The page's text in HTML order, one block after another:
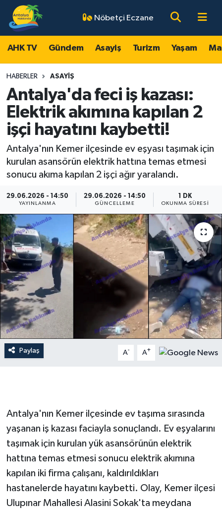
Nöbetçi Eczane
AHK TV Gündem Asayiş Turizm Yaşam
HABERLER ASAYIŞ
Antalya'da feci iş kazası:
Elektrik akımına kapılan 2
işçi hayatını kaybetti!
Antalya'nın Kemer ilçesinde ev eşyası taşımak için
kurulan asansörün elektrik hattına temas etmesi
sonucu akıma kapılan 2 işçi ağır yaralandı.
29.06.2026 - 14:50
YAYINLANMA
29.06.2026 - 14:50
GÜNCELLEME
1 DK
OKUNMA SÜRESI
Paylaş A- A+
Antalya'nın Kemer ilçesinde ev taşıma sırasında
yaşanan iş kazası faciayla sonuçlandı. Ev eşyalarını
taşımak için kurulan yük asansörünün elektrik
hattına temas etmesi sonucu elektrik akımına
kapılan iki firma çalışanı, kaldırıldıkları
hastanelerde hayatını kaybetti. Olay, Kemer ilçesi
Ulupınar Mahallesi Alasini Sokak'ta meydana
AHK TV
Gündem
Asayiş
Turizm
Yaşam
Magazin
Spor
Dünya
Resmi Reklamlar
Antalya Nöbetçi Eczaneler
Antalya Hava Durumu
Antalya Namaz Vakitleri
Antalya Trafik Yoğunluk Haritası
Süper Lig Puan Durumu ve Fikstür
Tüm Manşetler
Haber Arşivi